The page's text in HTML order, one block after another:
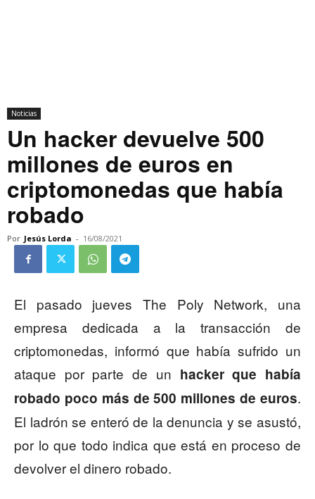
Noticias
Un hacker devuelve 500
millones de euros en
criptomonedas que había
robado
Por Jesús Lorda - 16/08/2021
El pasado jueves The Poly Network, una
empresa dedicada a la transacción de
criptomonedas, informó que había sufrido un
ataque por parte de un hacker que había
robado poco más de 500 millones de euros.
El ladrón se enteró de la denuncia y se asustó,
por lo que todo indica que está en proceso de
devolver el dinero robado.